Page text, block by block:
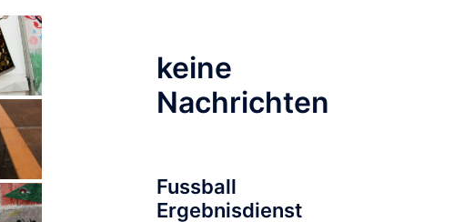
keine
Nachrichten
Fussball
Ergebnisdienst